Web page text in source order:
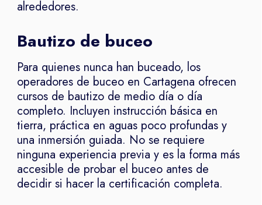
alrededores.
Bautizo de buceo
Para quienes nunca han buceado, los
operadores de buceo en Cartagena ofrecen
cursos de bautizo de medio día o día
completo. Incluyen instrucción básica en
tierra, práctica en aguas poco profundas y
una inmersión guiada. No se requiere
ninguna experiencia previa y es la forma más
accesible de probar el buceo antes de
decidir si hacer la certificación completa.